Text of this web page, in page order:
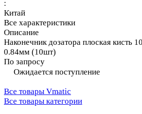
:
Китай
Все характеристики
Описание
Наконечник дозатора плоская кисть
0.84мм (10шт)
По запросу
Ожидается поступление
Все товары Vmatic
Все товары категории